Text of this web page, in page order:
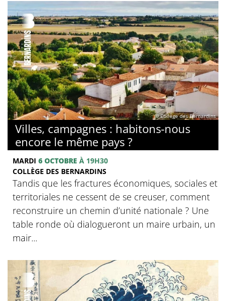
© Collège des Bernardins
Villes, campagnes : habitons-nous
encore le même pays ?
MARDI 6 OCTOBRE À 19H30
COLLÈGE DES BERNARDINS
Tandis que les fractures économiques, sociales et
territoriales ne cessent de se creuser, comment
reconstruire un chemin d’unité nationale ? Une
table ronde où dialogueront un maire urbain, un
mair...